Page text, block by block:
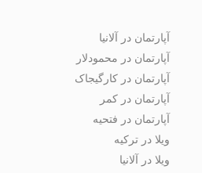
آپارتمان در آلانیا
آپارتمان در محمودلار
آپارتمان در کارگیجاک
آپارتمان در کمر
آپارتمان در فتحیه
ویلا در ترکیه
ویلا در آلانیا